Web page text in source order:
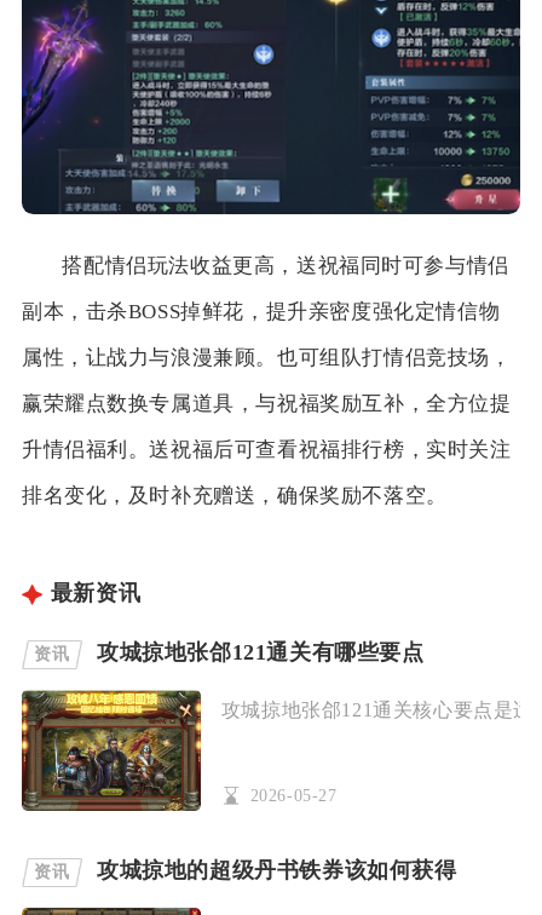
搭配情侣玩法收益更高，送祝福同时可参与情侣
副本，击杀BOSS掉鲜花，提升亲密度强化定情信物
属性，让战力与浪漫兼顾。也可组队打情侣竞技场，
赢荣耀点数换专属道具，与祝福奖励互补，全方位提
升情侣福利。送祝福后可查看祝福排行榜，实时关注
排名变化，及时补充赠送，确保奖励不落空。
最新资讯
资讯 攻城掠地张郃121通关有哪些要点
攻城掠地张郃121通关核心要点是
2026-05-27
资讯 攻城掠地的超级丹书铁券该如何获得